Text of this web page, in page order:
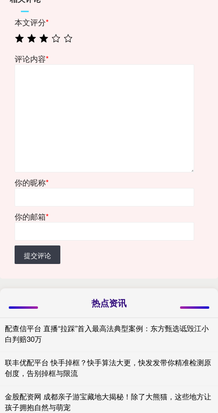
本文评分*
评论内容*
你的昵称*
你的邮箱*
提交评论
热点资讯
配查信平台 直播“拉踩”首入最高法典型案例：东方甄选诋毁江小
白判赔30万
联丰优配平台 快手掉框？快手算法大更，快发发带你精准检测原
创度，告别掉框与限流
金股配资网 成都亲子游宝藏地大揭秘！除了大熊猫，这些地方让
孩子拥抱自然与萌宠